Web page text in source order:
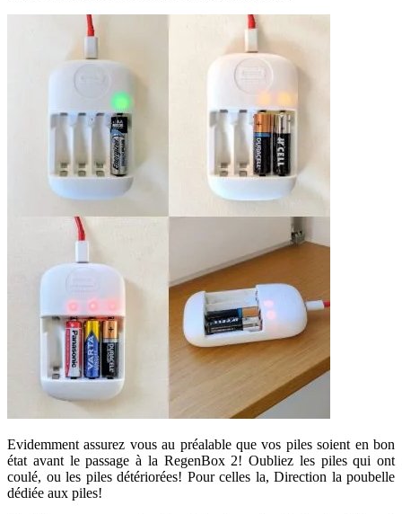
Evidemment assurez vous au préalable que vos piles soient en bon
état avant le passage à la RegenBox 2! Oubliez les piles qui ont
coulé, ou les piles détériorées! Pour celles la, Direction la poubelle
dédiée aux piles!